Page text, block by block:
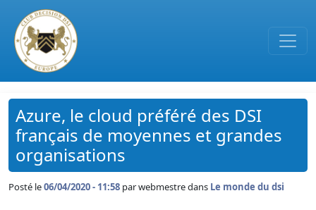
Passer au contenu principal
Azure, le cloud préféré des DSI
français de moyennes et grandes
organisations
Posté le06/04/2020 - 11:58 parwebmestre dans Le monde du dsi